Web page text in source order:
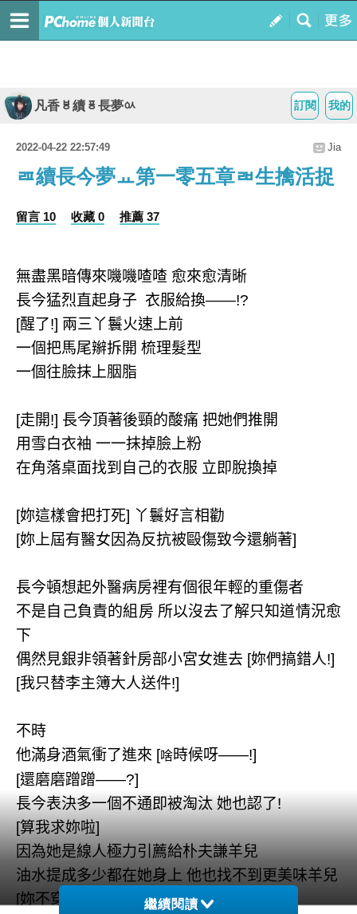
我的
訂閱
凡香ㅸ續ㆄ長夢ㆂ
2022-04-22 22:57:49 Jia
ㄿ續長今夢ㅛ第一零五章ㄼ生擒活捉
留言 10 收藏 0 推薦 37
無盡黑暗傳來嘰嘰喳喳 愈來愈清晰
長今猛烈直起身子 衣服給換——!?
[醒了!] 兩三丫鬟火速上前
一個把馬尾辮拆開 梳理髮型
一個往臉抹上胭脂
[走開!] 長今頂著後頸的酸痛 把她們推開
用雪白衣袖 一一抹掉臉上粉
在角落桌面找到自己的衣服 立即脫換掉
[妳這樣會把打死] 丫鬟好言相勸
[妳上屆有醫女因為反抗被毆傷致今還躺著]
長今頓想起外醫病房裡有個很年輕的重傷者
不是自己負責的組房 所以沒去了解只知道情況愈
下
偶然見銀非領著針房部小宮女進去 [妳們搞錯人!]
[我只替李主簿大人送件!]
不時
他滿身酒氣衝了進來 [啥時候呀——!]
[還磨磨蹭蹭——?]
長今表決多一個不通即被淘汰 她也認了!
[算我求妳啦]
因為她是線人極力引薦給朴夫謙羊兒
油水提成多少都在她身上 他也找不到更美味羊兒
[妳不穿那種衣服也可以!不喝酒也肯
繼續閱讀